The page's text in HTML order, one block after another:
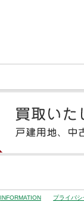
INFORMATION プライバ